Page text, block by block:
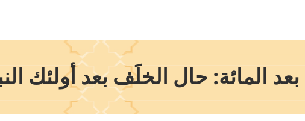
المائة: حال الخلَف بعد أولئك